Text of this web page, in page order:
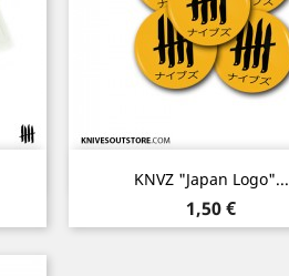
KNVZ "Japan Logo"...
Prix
1,50 €
Aperçu rapide